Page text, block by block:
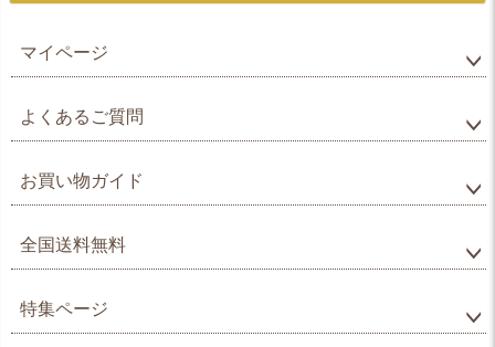
マイページ
よくあるご質問
お買い物ガイド
全国送料無料
特集ページ